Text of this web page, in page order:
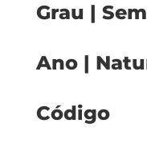
Grau |
Ano |
Código